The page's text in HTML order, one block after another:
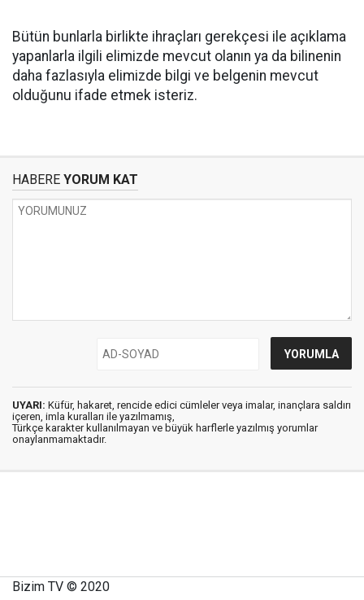
Bütün bunlarla birlikte ihraçları gerekçesi ile açıklama
yapanlarla ilgili elimizde mevcut olanın ya da bilinenin
daha fazlasıyla elimizde bilgi ve belgenin mevcut
olduğunu ifade etmek isteriz.
HABERE YORUM KAT
UYARI: Küfür, hakaret, rencide edici cümleler veya imalar, inançlara saldırı
içeren, imla kuralları ile yazılmamış,
Türkçe karakter kullanılmayan ve büyük harflerle yazılmış yorumlar
onaylanmamaktadır.
Bizim TV © 2020